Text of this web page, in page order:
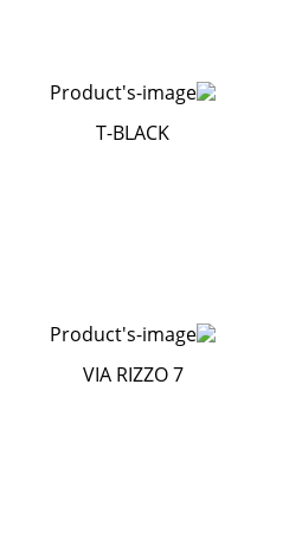
T-BLACK
VIA RIZZO 7